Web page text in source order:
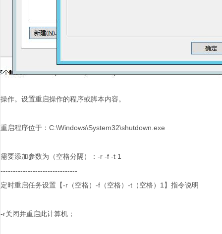
操作。设置重启操作的程序或脚本内容。
重启程序位于：C:\Windows\System32\shutdown.exe
需要添加参数为（空格分隔）：-r -f -t 1
-------------------------------
定时重启任务设置【-r（空格）-f（空格）-t（空格）1】指令说明
-r关闭并重启此计算机；